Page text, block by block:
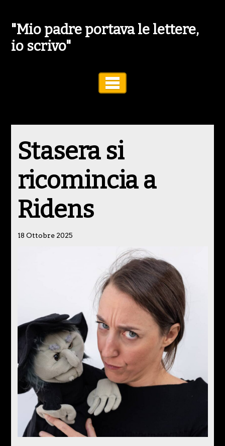
"Mio padre portava le lettere,
io scrivo"
Stasera si
ricomincia a
Ridens
18 Ottobre 2025